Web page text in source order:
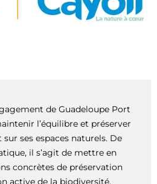
de Guadeloupe Port
l’équilibre et préserver
sur ses espaces naturels. De
il s’agit de mettre en
concrètes de préservation
active de la biodiversité.